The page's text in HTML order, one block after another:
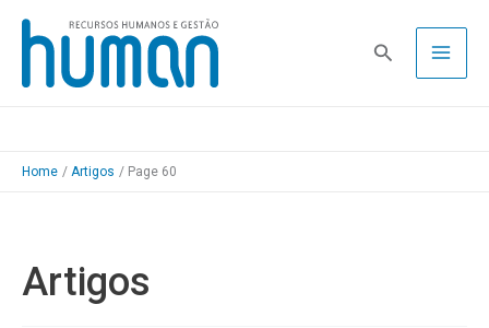
Skip
content
Pesquisa
Home Artigos Page 60
Artigos